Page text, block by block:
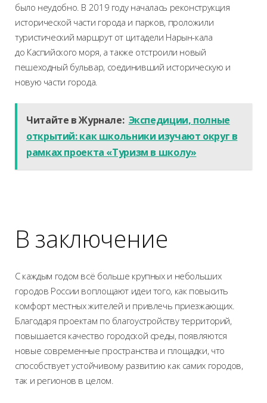
было неудобно. В 2019 году началась реконструкция
исторической части города и парков, проложили
туристический маршрут от цитадели Нарын-кала
до Каспийского моря, а также отстроили новый
пешеходный бульвар, соединивший историческую и
новую части города.
Читайте в Журнале: Экспедиции, полные
открытий: как школьники изучают округ в
рамках проекта «Туризм в школу»
В заключение
С каждым годом всё больше крупных и небольших
городов России воплощают идеи того, как повысить
комфорт местных жителей и привлечь приезжающих.
Благодаря проектам по благоустройству территорий,
повышается качество городской среды, появляются
новые современные пространства и площадки, что
способствует устойчивому развитию как самих городов,
так и регионов в целом.